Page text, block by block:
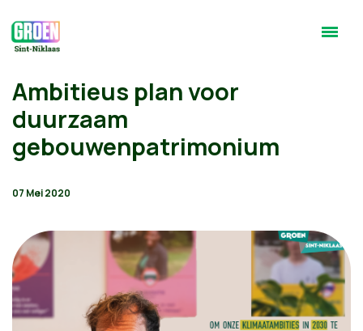
Ambitieus plan voor
duurzaam
gebouwenpatrimonium
07 Mei 2020